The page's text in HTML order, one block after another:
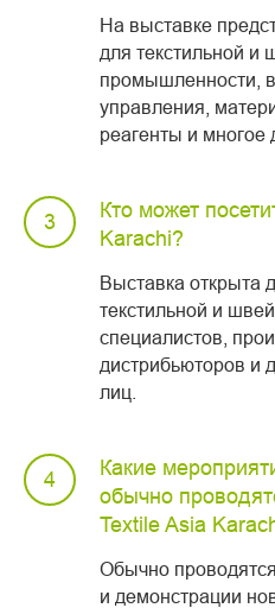
На выставке
для текстильной и
промышленности,
управления,
реагенты и многое
Кто может
Karachi?
Выставка открыта
текстильной и
специалистов,
дистрибьюторов и
лиц.
Какие
обычно
Textile Asia
Обычно
и демонстрации